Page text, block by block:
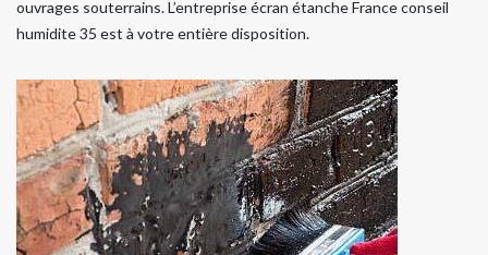
ouvrages souterrains. L’entreprise écran étanche France conseil
humidite 35 est à votre entière disposition.